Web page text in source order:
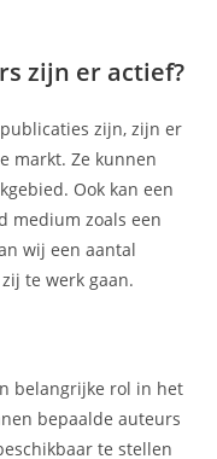
zijn er actief?
zijn, zijn er
markt. Ze kunnen
Ook kan een
medium zoals een
wij een aantal
te werk gaan.
belangrijke rol in het
bepaalde auteurs
te stellen